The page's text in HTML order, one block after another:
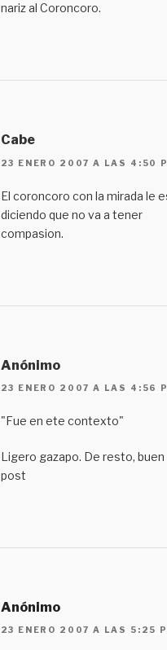
nariz al Coroncoro.
Cabe
23 ENERO 2007 A LAS 4:50
El coroncoro con la mirada le
diciendo que no va a tener
compasion.
Anónimo
23 ENERO 2007 A LAS 4:56
"Fue en ete contexto"
Ligero gazapo. De resto, buen
post
Anónimo
23 ENERO 2007 A LAS 5:25